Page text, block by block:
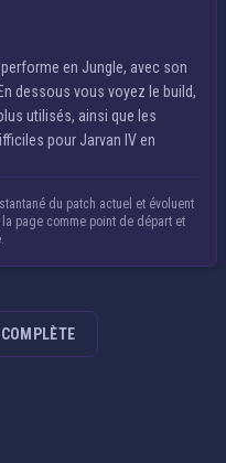
en Jungle, avec son
dessous vous voyez le build,
utilisés, ainsi que les
pour Jarvan IV en
du patch actuel et évoluent
page comme point de départ et